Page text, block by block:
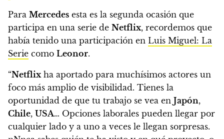
Para Mercedes esta es la segunda ocasión que
participa en una serie de Netflix, recordemos que
había tenido una participación en Luis Miguel: La
Serie como Leonor.
“Netflixha aportado para muchísimos actores un
foco más amplio de visibilidad. Tienes la
oportunidad de que tu trabajo se vea en Japón,
Chile, USA… Opciones laborales pueden llegar por
cualquier lado y a uno a veces le llegan sorpresas.